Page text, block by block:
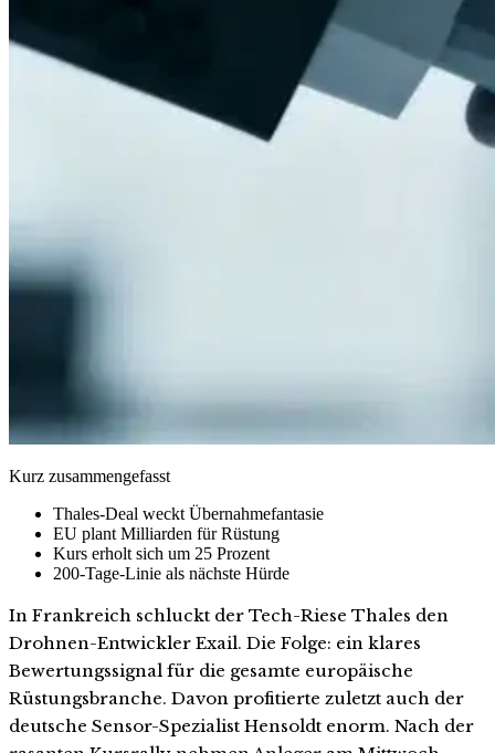
Kurz zusammengefasst
Thales-Deal weckt Übernahmefantasie
EU plant Milliarden für Rüstung
Kurs erholt sich um 25 Prozent
200-Tage-Linie als nächste Hürde
In Frankreich schluckt der Tech-Riese Thales den
Drohnen-Entwickler Exail. Die Folge: ein klares
Bewertungssignal für die gesamte europäische
Rüstungsbranche. Davon profitierte zuletzt auch der
deutsche Sensor-Spezialist Hensoldt enorm. Nach der